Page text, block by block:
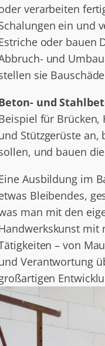
verarbeiten
ein und
oder bauen
und
sie
und
für Brücken,
Stützgerüste
und bauen
Ausbildung im
Bleibendes,
man mit den
mit
– von
Verantwortung